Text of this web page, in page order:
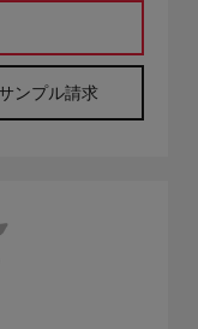
ンプル請求